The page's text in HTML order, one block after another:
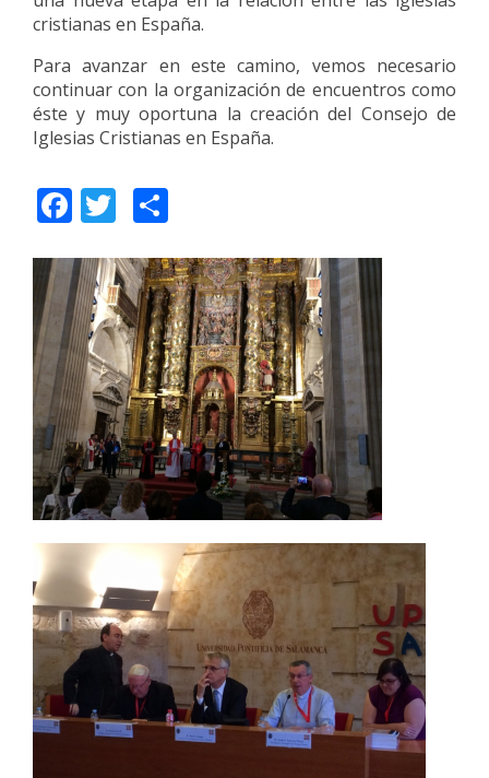
cristianas en España.
Para avanzar en este camino, vemos necesario
continuar con la organización de encuentros como
éste y muy oportuna la creación del Consejo de
Iglesias Cristianas en España.
Facebook
Twitter